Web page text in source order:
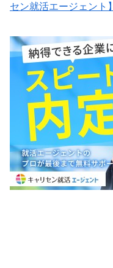
セン就活エージェント】